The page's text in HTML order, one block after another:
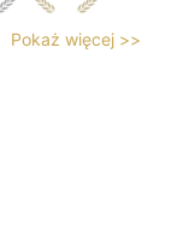
Pokaż więcej >>